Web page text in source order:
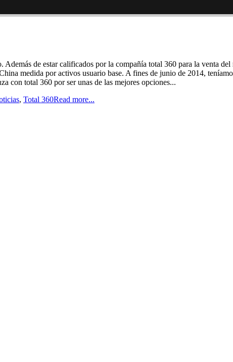
de estar calificados por la compañía total 360 para la venta
medida por activos usuario base. A fines de junio de 2014,
con total 360 por ser unas de las mejores opciones...
, Total 360Read more...